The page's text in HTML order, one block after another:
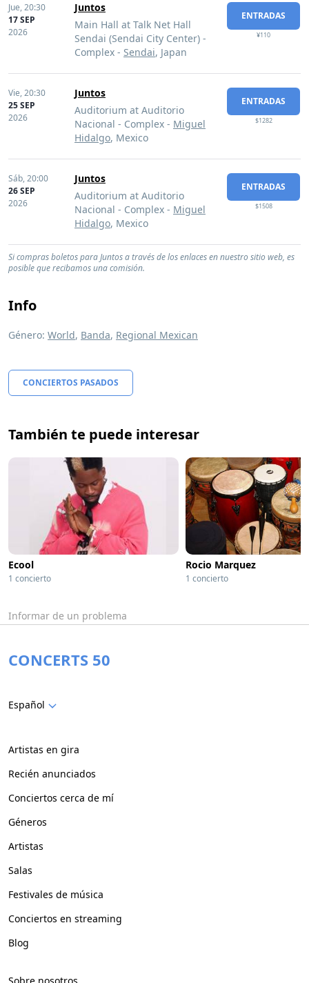
Jue,20:30
17 SEP
2026
Juntos
Main Hall at Talk Net Hall
Sendai (Sendai City Center) -
Complex - Sendai, Japan
ENTRADAS
¥110
Vie,20:30
25 SEP
2026
Juntos
Auditorium at Auditorio
Nacional - Complex - Miguel
Hidalgo, Mexico
ENTRADAS
$1282
Sáb,20:00
26 SEP
2026
Juntos
Auditorium at Auditorio
Nacional - Complex - Miguel
Hidalgo, Mexico
ENTRADAS
$1508
Si compras boletos para Juntos a través de los enlaces en nuestro sitio web, es
posible que recibamos una comisión.
Info
Género: World, Banda, Regional Mexican
CONCIERTOS PASADOS
También te puede interesar
Ecool
1 concierto
Rocio Marquez
1 concierto
Informar de un problema
CONCERTS 50
Español
Artistas en gira
Recién anunciados
Conciertos cerca de mí
Géneros
Artistas
Salas
Festivales de música
Conciertos en streaming
Blog